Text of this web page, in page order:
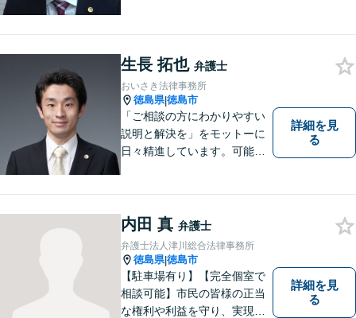
生長 拓也 弁護士
おいさき法律事務所
徳島県|徳島市
「ご相談の方にわかりやすい
説明と解決を」をモットーに
日々精進しています。可能な
詳細を見
る
内田 真 弁護士
弁護士法人津川総合法律事務所
徳島県|徳島市
【駐車場有り】【完全個室で
相談可能】市民の皆様の正当
な権利や利益を守り、実現す
詳細を見
る